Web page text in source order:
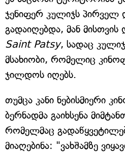
ჯენიფერ კულიჯს პირველ
გადაიღებდა, მან
Saint Patsy, სადაც
მსახიობი, რომელიც
ჯილდოს იღებს.
თუმცა კანი ნებისმიერი
ბერნადმა გაიხსენა
რომელმაც
მიაღებინა: "ვახშამზე